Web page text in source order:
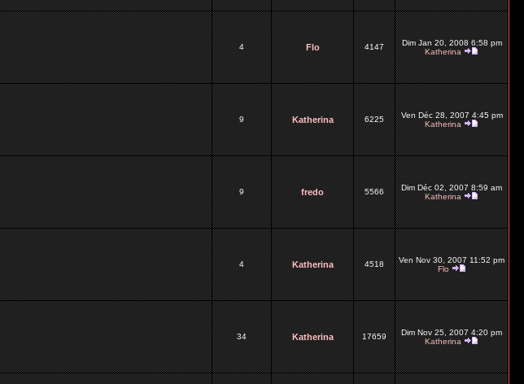
4 Flo 4147
Dim Jan 20, 2008 6:58 pm
Katherina
9 Katherina 6225
Ven Déc 28, 2007 4:45 pm
Katherina
9 fredo 5566
Dim Déc 02, 2007 8:59 am
Katherina
4 Katherina 4518
Ven Nov 30, 2007 11:52 pm
Flo
34 Katherina 17659
Dim Nov 25, 2007 4:20 pm
Katherina